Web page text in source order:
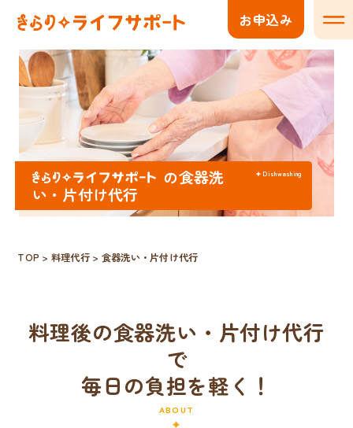
お申込み メ
の食器洗
い・片付け代行
Dishwashing
TOP > 料理代行 > 食器洗い・片付け代行
料理後の食器洗い・片付け代行
で
毎日の負担を軽く！
ABOUT